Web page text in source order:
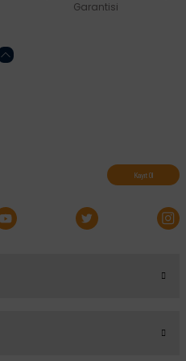
Garantisi
Kayıt Ol